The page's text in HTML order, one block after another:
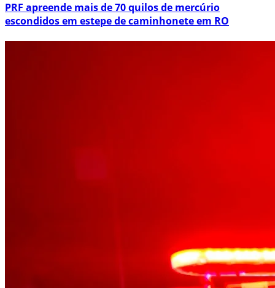
PRF apreende mais de 70 quilos de mercúrio
escondidos em estepe de caminhonete em RO